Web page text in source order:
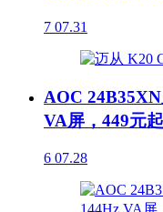
7 07.31
AOC
VA屏，449元
6 07.28